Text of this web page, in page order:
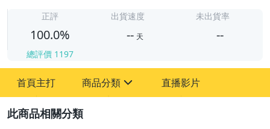
正評
100.0%
總評價 1197
出貨速度
-- 天
未出貨率
--
首頁主打 商品分類
運動、戶外與休閒
直播影片